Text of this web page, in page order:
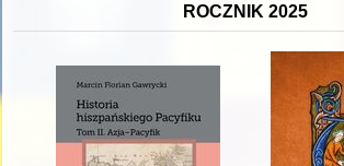
ROCZNIK 2025